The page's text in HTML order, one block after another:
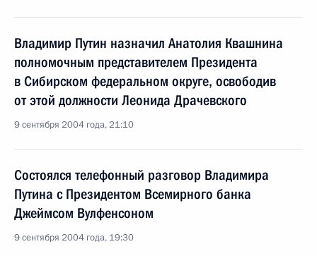
Владимир Путин назначил Анатолия Квашнина
полномочным представителем Президента
в Сибирском федеральном округе, освободив
от этой должности Леонида Драчевского
9 сентября 2004 года, 21:10
Состоялся телефонный разговор Владимира
Путина с Президентом Всемирного банка
Джеймсом Вулфенсоном
9 сентября 2004 года, 19:30